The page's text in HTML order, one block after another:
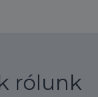
rólunk